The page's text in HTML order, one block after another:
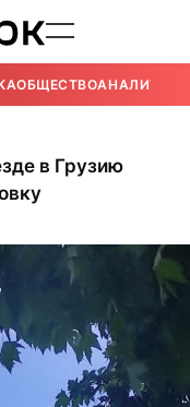
ОБЩЕСТВОАНАЛИТИКА
в Грузию